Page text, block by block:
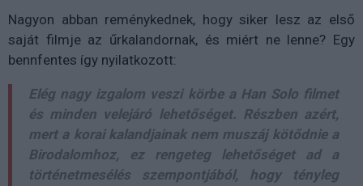
Nagyon abban reménykednek, hogy siker lesz az első
saját filmje az űrkalandornak, és miért ne lenne? Egy
bennfentes így nyilatkozott:
Elég nagy izgalom veszi körbe a Han Solo filmet
és minden velejáró lehetőséget. Részben azért,
mert a korai kalandjainak nem muszáj kötődnie a
Birodalomhoz, ez rengeteg lehetőséget ad a
történetmesélés szempontjából, hogy tényleg